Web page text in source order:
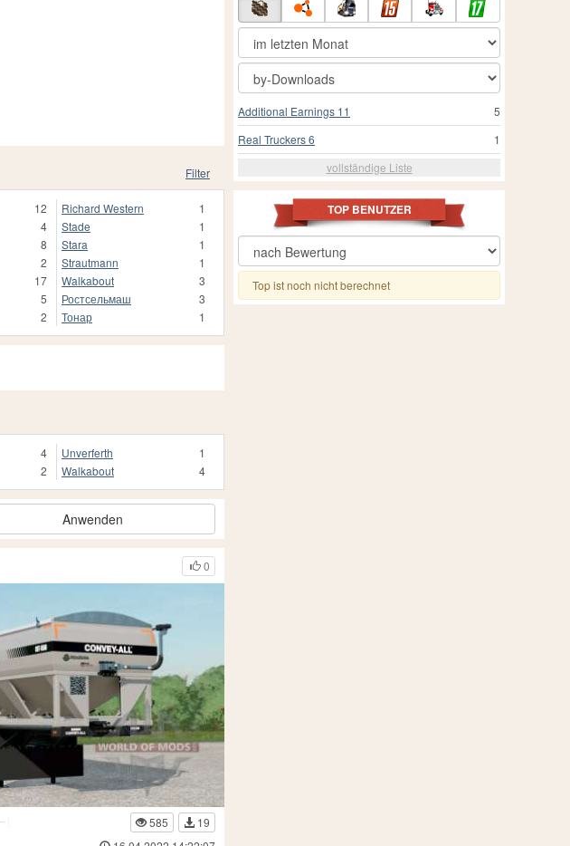
Filter
12
4
8
2
17
5
2
Richard Western
1
Stade
1
Stara
1
Strautmann
1
Walkabout
3
Ростсельмаш
3
Тонар
1
4
2
Unverferth
1
Walkabout
4
Anwenden
0
585
19
5
Additional Earnings 11
1
Real Truckers 6
vollständige Liste
TOP BENUTZER
Top ist noch nicht berechnet